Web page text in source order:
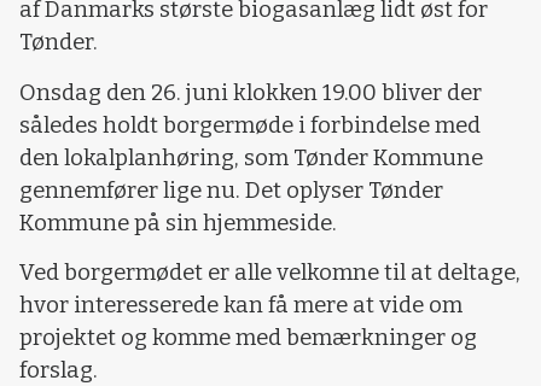
af Danmarks største biogasanlæg lidt øst for
Tønder.
Onsdag den 26. juni klokken 19.00 bliver der
således holdt borgermøde i forbindelse med
den lokalplanhøring, som Tønder Kommune
gennemfører lige nu. Det oplyser Tønder
Kommune på sin hjemmeside.
Ved borgermødet er alle velkomne til at deltage,
hvor interesserede kan få mere at vide om
projektet og komme med bemærkninger og
forslag.